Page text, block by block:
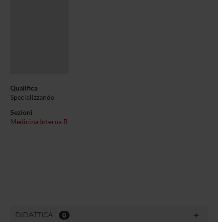
Qualifica
Specializzando
Sezioni
Medicina Interna B
DIDATTICA 0